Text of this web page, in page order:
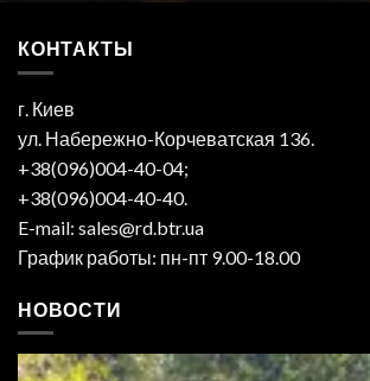
КОНТАКТЫ
г. Киев
ул. Набережно-Корчеватская 136.
+38(096)004-40-04;
+38(096)004-40-40.
E-mail: sales@rd.btr.ua
График работы: пн-пт 9.00-18.00
НОВОСТИ